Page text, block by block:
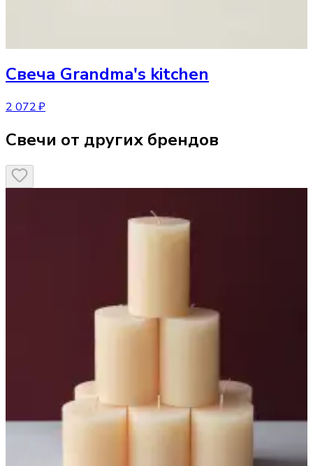
Свеча Grandma's kitchen
2 072 ₽
Свечи от других брендов